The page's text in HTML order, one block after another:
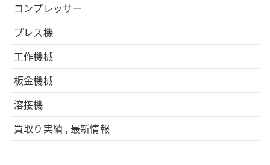
コンプレッサー
プレス機
工作機械
板金機械
溶接機
買取り実績 , 最新情報